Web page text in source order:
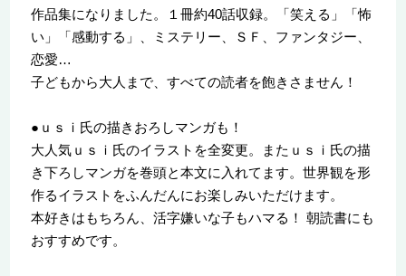
作品集になりました。１冊約40話収録。「笑える」「怖
い」「感動する」、ミステリー、ＳＦ、ファンタジー、
恋愛…
子どもから大人まで、すべての読者を飽きさません！
●ｕｓｉ氏の描きおろしマンガも！
大人気ｕｓｉ氏のイラストを全変更。またｕｓｉ氏の描
き下ろしマンガを巻頭と本文に入れてます。世界観を形
作るイラストをふんだんにお楽しみいただけます。
本好きはもちろん、活字嫌いな子もハマる！ 朝読書にも
おすすめです。